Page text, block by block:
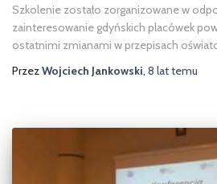
Szkolenie zostało zorganizowane w
zainteresowanie gdyńskich placówek
ostatnimi zmianami w przepisach
PrzezWojciech Jankowski, 8 lattemu